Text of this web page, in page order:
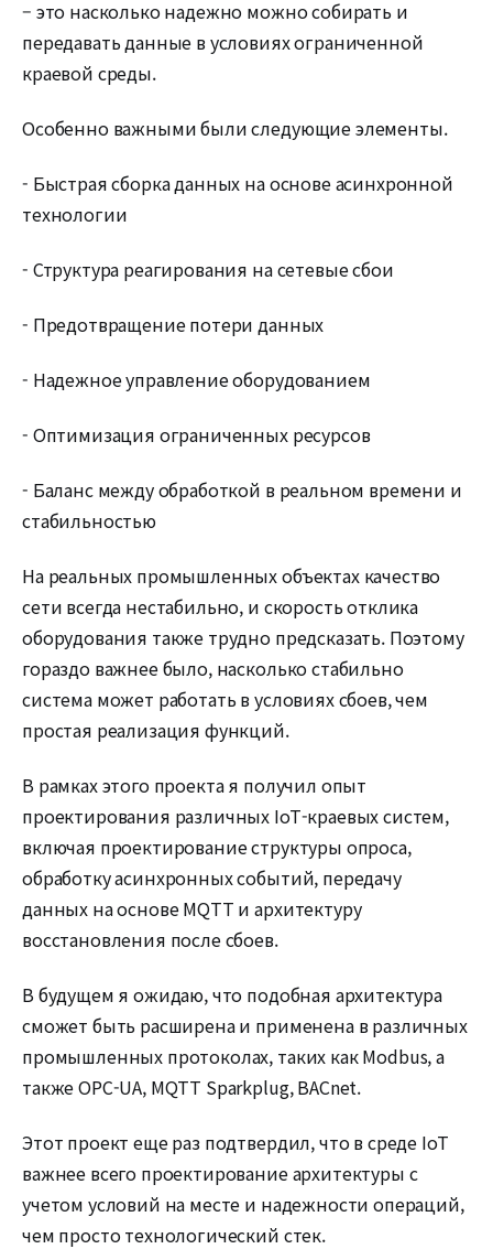
– это насколько надежно можно собирать и
передавать данные в условиях ограниченной
краевой среды.
Особенно важными были следующие элементы.
- Быстрая сборка данных на основе асинхронной
технологии
- Структура реагирования на сетевые сбои
- Предотвращение потери данных
- Надежное управление оборудованием
- Оптимизация ограниченных ресурсов
- Баланс между обработкой в реальном времени и
стабильностью
На реальных промышленных объектах качество
сети всегда нестабильно, и скорость отклика
оборудования также трудно предсказать. Поэтому
гораздо важнее было, насколько стабильно
система может работать в условиях сбоев, чем
простая реализация функций.
В рамках этого проекта я получил опыт
проектирования различных IoT-краевых систем,
включая проектирование структуры опроса,
обработку асинхронных событий, передачу
данных на основе MQTT и архитектуру
восстановления после сбоев.
В будущем я ожидаю, что подобная архитектура
сможет быть расширена и применена в различных
промышленных протоколах, таких как Modbus, а
также OPC-UA, MQTT Sparkplug, BACnet.
Этот проект еще раз подтвердил, что в среде IoT
важнее всего проектирование архитектуры с
учетом условий на месте и надежности операций,
чем просто технологический стек.